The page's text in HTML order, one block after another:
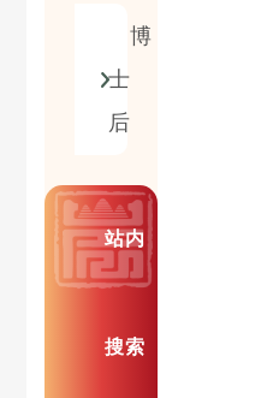
博
士
后
站内
搜索